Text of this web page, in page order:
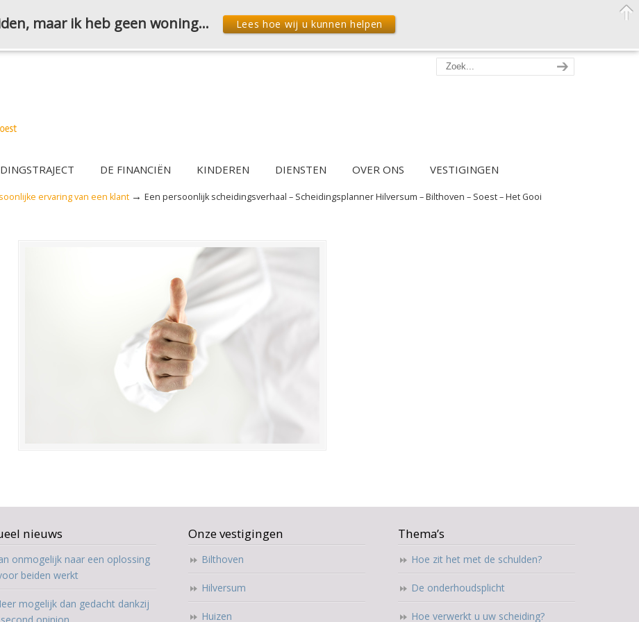
DE FINANCIËN KINDEREN DIENSTEN OVER ONS VESTIGINGEN
ervaring van een klant → Een persoonlijk scheidingsverhaal – Scheidingsplanner Hilversum – Bilthoven – Soest – Het Gooi
nieuws
onmogelijk naar een oplossing
beiden werkt
mogelijk dan gedacht dankzij
opinion
Onze vestigingen
Bilthoven
Hilversum
Huizen
Thema’s
Hoe zit het met de schulden?
De onderhoudsplicht
Hoe verwerkt u uw scheiding?
maar ik heb geen woning… Lees hoe wij u kunnen helpen